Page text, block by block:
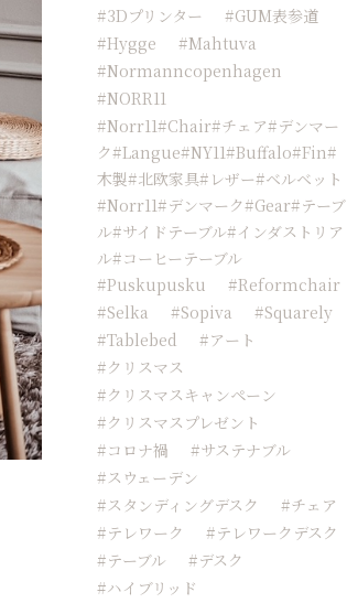
#3Dプリンター
#GUM表参道
#hygge
#Mahtuva
#normanncopenhagen
#NORR11
#Norr11#chair#チェア#デンマー
ク#langue#NY11#buffalo#fin#
木製#北欧家具#レザー#ベルベット
#norr11#デンマーク#Gear#テーブ
ル#サイドテーブル#インダストリア
ル#コーヒーテーブル
#Puskupusku
#reformchair
#Selka
#sopiva
#squarely
#tablebed
#アート
#クリスマス
#クリスマスキャンペーン
#クリスマスプレゼント
#コロナ禍
#サステナブル
#スウェーデン
#スタンディングデスク
#チェア
#テレワーク
#テレワークデスク
#テーブル
#デスク
#ハイブリッド